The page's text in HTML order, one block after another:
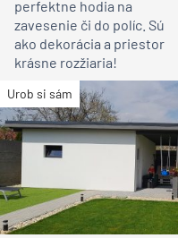
perfektne hodia na
zavesenie či do políc. Sú
ako dekorácia a priestor
krásne rozžiaria!
Urob si sám